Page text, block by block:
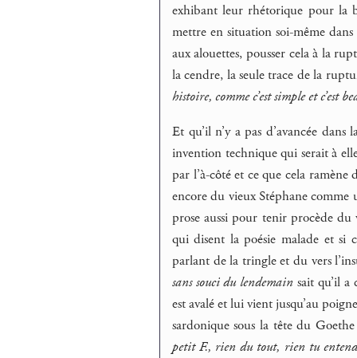
exhibant leur rhétorique pour la
mettre en situation soi-même
aux alouettes, pousser cela à la
la cendre, la seule trace de la
histoire, comme c’est simple et c’est
Et qu’il n’y a pas d’avancée
invention technique qui serait à
par l’à-côté et ce que cela
encore du vieux Stéphane
prose aussi pour tenir procède du
qui disent la poésie malade et si
parlant de la tringle et du vers
sans souci du lendemain sait qu’il a
est avalé et lui vient jusqu’au
sardonique sous la tête du
petit F., rien du tout, rien tu